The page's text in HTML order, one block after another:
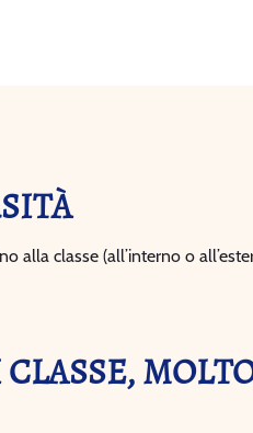
alla classe (all’interno o